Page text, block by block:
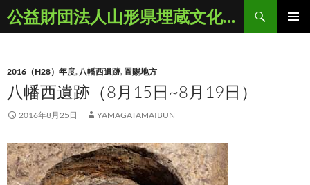
ン
ツ
ッ
プ
公益財団法人山形県埋蔵文化財センター
検
索
2016（H28）年度, 八幡西遺跡,置賜地方
八幡西遺跡（8月15日~8月19日）
2016年8月25日 YAMAGATAMAIBUN